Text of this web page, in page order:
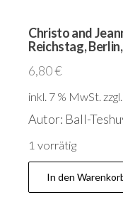
Christo and
Reichstag,
6,80€
inkl. 7 % MwSt. zzgl.
Autor: Ball-
1 vorrätig
Christo
and
In den